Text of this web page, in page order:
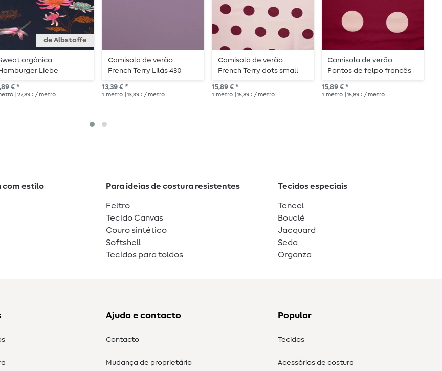
de Albstoffe
orgânica -
Liebe
digital Queens
Beautiful Navy
€ *
| 27,89 € / metro
Camisola de verão -
French Terry Lilás 430
estrutura de laços
13,39 € *
1 metro | 13,39 € / metro
Camisola de verão -
French Terry dots small
pink
15,89 € *
1 metro | 15,89 € / metro
Camisola de verão -
Pontos de felpo francês
grande vermelho vinho
15,89 € *
1 metro | 15,89 € / metro
com estilo Para ideias de costura resistentes
Feltro
Tecido Canvas
Couro sintético
Softshell
Tecidos para toldos
Tecidos especiais
Tencel
Bouclé
Jacquard
Seda
Organza
Ajuda e contacto
Contacto
Mudança de proprietário
Popular
Tecidos
Acessórios de costura